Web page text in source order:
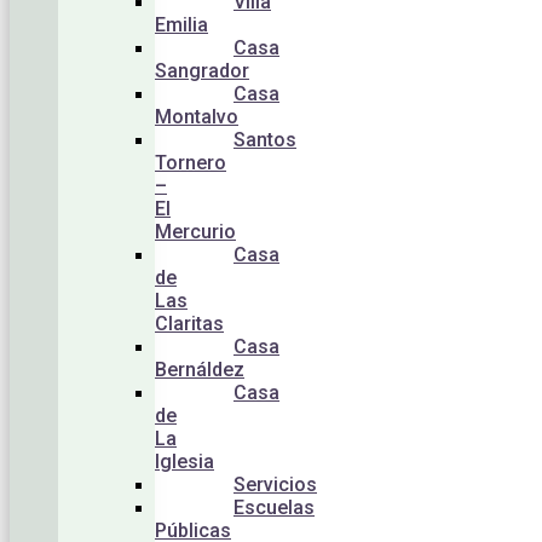
Emilia
Casa
Sangrador
Casa
Montalvo
Santos
Tornero
–
El
Mercurio
Casa
de
Las
Claritas
Casa
Bernáldez
Casa
de
La
Iglesia
Servicios
Escuelas
Públicas